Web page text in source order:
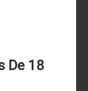
De 18